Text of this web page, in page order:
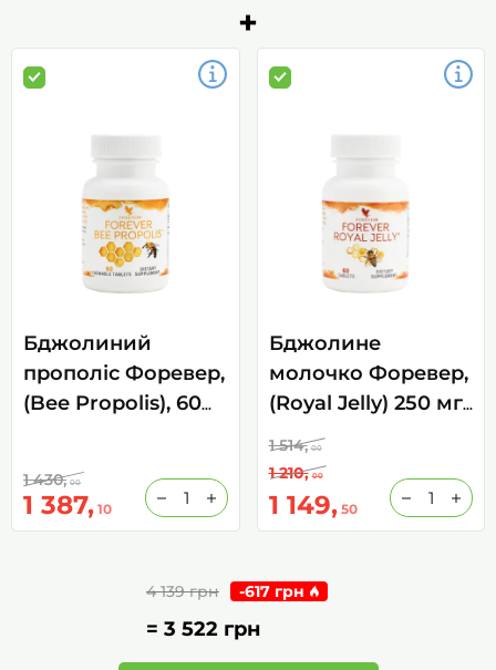
+
Бджолиний
прополіс Форевер,
(Bee Propolis), 60
1 387, 10
1 430, 00
Бджолине
молочко Форевер,
(Royal Jelly) 250 мг
60 табл
1 149, 50
1 210, 00
1 514, 00
4 139 грн -617 грн
= 3 522 грн